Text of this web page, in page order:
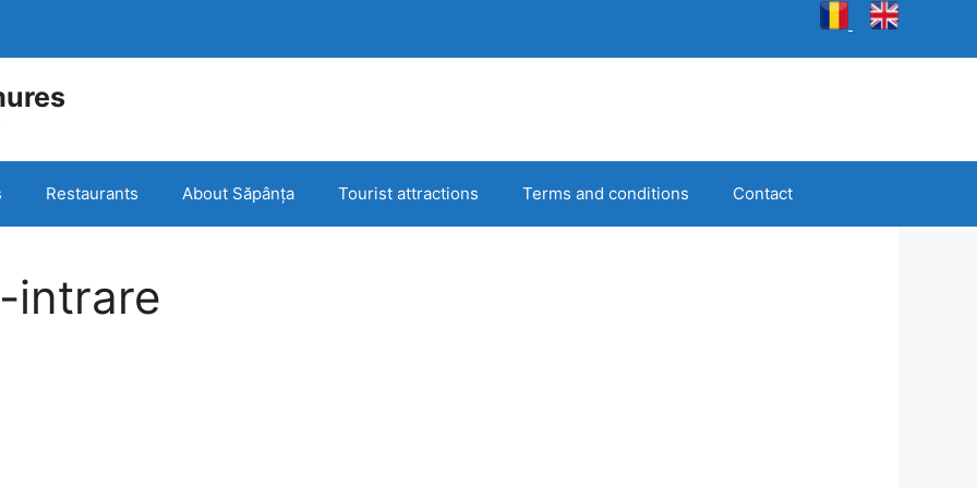
Restaurants About Săpânța Tourist attractions Terms and conditions Contact
intrare